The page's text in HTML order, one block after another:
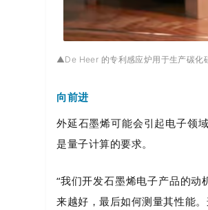
▲De Heer 的专利感应炉用于生产碳化
向前进
外延石墨烯可能会引起电子领
是量子计算的要求。
“我们开发石墨烯电子产品的
来越好，最后如何测量其性能